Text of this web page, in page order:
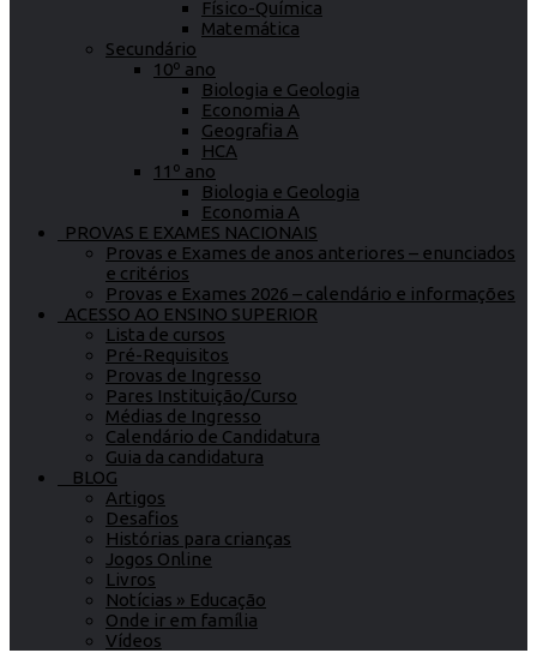
Físico-Química
Matemática
Secundário
10º ano
Biologia e Geologia
Economia A
Geografia A
HCA
11º ano
Biologia e Geologia
Economia A
PROVAS E EXAMES NACIONAIS
Provas e Exames de anos anteriores – enunciados
e critérios
Provas e Exames 2026 – calendário e informações
ACESSO AO ENSINO SUPERIOR
Lista de cursos
Pré-Requisitos
Provas de Ingresso
Pares Instituição/Curso
Médias de Ingresso
Calendário de Candidatura
Guia da candidatura
BLOG
Artigos
Desafios
Histórias para crianças
Jogos Online
Livros
Notícias » Educação
Onde ir em família
Vídeos